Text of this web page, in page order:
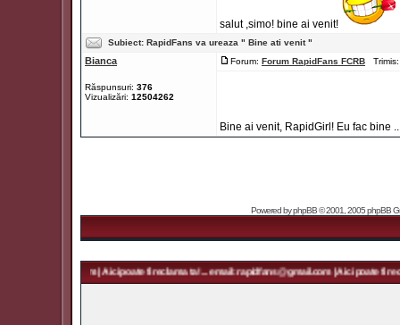
salut ,simo! bine ai venit!
Subiect: RapidFans va ureaza " Bine ati venit "
Bianca
Răspunsuri: 376
Vizualizări: 12504262
Forum: Forum RapidFans FCRB
Bine ai venit, RapidGirl! Eu fac bine
Powered byphpBB© 2001, 2005 phpBB
| Aici poate fi reclama ta! ... email: rapidfans@gmail.com | Aici poate fi